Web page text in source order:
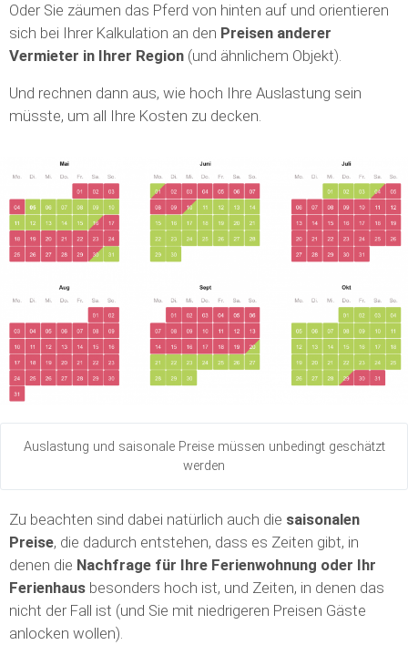
Oder Sie zäumen das Pferd von hinten auf und orientieren
sich bei Ihrer Kalkulation an den Preisen anderer
Vermieter in Ihrer Region (und ähnlichem Objekt).
Und rechnen dann aus, wie hoch Ihre Auslastung sein
müsste, um all Ihre Kosten zu decken.
Auslastung und saisonale Preise müssen unbedingt geschätzt
werden
Zu beachten sind dabei natürlich auch die saisonalen
Preise, die dadurch entstehen, dass es Zeiten gibt, in
denen die Nachfrage für Ihre Ferienwohnung oder Ihr
Ferienhaus besonders hoch ist, und Zeiten, in denen das
nicht der Fall ist (und Sie mit niedrigeren Preisen Gäste
anlocken wollen).